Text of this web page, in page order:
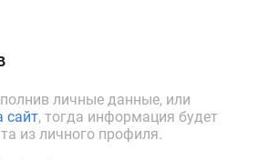
личные данные, или
сайт, тогда информация будет
из личного профиля.